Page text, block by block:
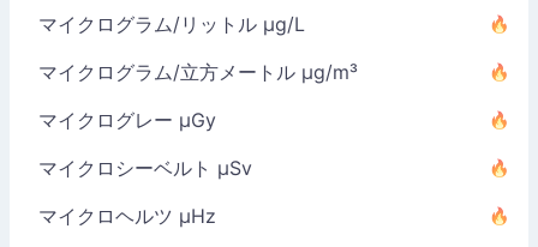
マイクログラム/リットル µg/L
マイクログラム/立方メートル µg/m³
マイクログレー µGy
マイクロシーベルト µSv
マイクロヘルツ µHz